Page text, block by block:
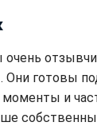
очень
Они готовы
и